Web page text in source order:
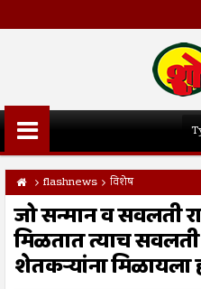
flashnews विशेष
जो सन्मान व सवलती
मिळतात त्याच सवलती
शेतकर्‍यांना मिळायला